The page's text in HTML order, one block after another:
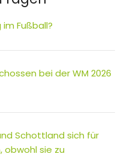
Fußball?
bei der WM 2026
Schottland sich für
obwohl sie zu